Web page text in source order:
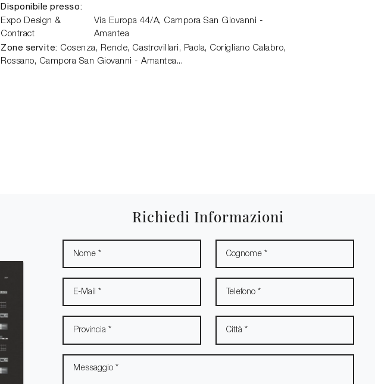
Disponibile presso:
Expo Design &
Contract
Via Europa 44/A, Campora San Giovanni -
Amantea
Zone servite: Cosenza, Rende, Castrovillari, Paola, Corigliano Calabro,
Rossano, Campora San Giovanni - Amantea...
Richiedi Informazioni